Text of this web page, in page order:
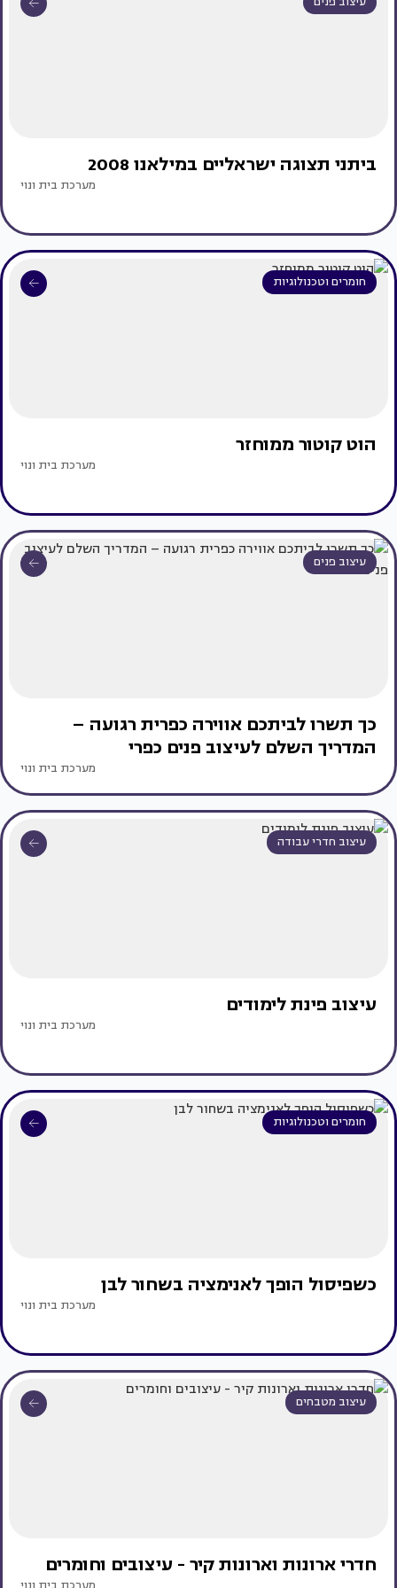
ביתני תצוגה ישראליים במילאנו 2008
מערכת בית ונוי
חומרים וטכנולוגיות
הוט קוטור ממוחזר
מערכת בית ונוי
עיצוב פנים
כך תשרו לביתכם אווירה כפרית רגועה –
המדריך השלם לעיצוב פנים כפרי
מערכת בית ונוי
עיצוב חדרי עבודה
עיצוב פינת לימודים
מערכת בית ונוי
חומרים וטכנולוגיות
כשפיסול הופך לאנימציה בשחור לבן
מערכת בית ונוי
עיצוב מטבחים
חדרי ארונות וארונות קיר - עיצובים וחומרים